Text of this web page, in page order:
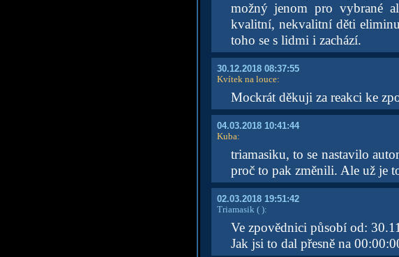
možný jenom pro vybrané
kvalitní, nekvalitní děti
toho se s lidmi i zachází.
30.12.2018 08:37:55
Kvítek na louce:
Mockrát děkuji za reakci ke
04.03.2018 10:41:44
Kuba:
triamasiku, to se nastavilo
proč to pak změnili. Ale už je
02.03.2018 19:51:42
Triamasik( ):
Ve zpovědnici působí od:
Jak jsi to dal přesně na